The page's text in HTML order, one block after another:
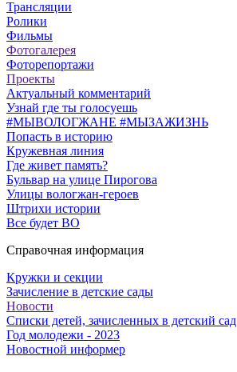
Трансляции
Ролики
Фильмы
Фотогалерея
Фоторепортажи
Проекты
Актуальный комментарий
Узнай где ты голосуешь
#МЫВОЛОГЖАНЕ #МЫЗАЖИЗНЬ
Попасть в историю
Кружевная линия
Где живет память?
Бульвар на улице Пирогова
Улицы вологжан-героев
Штрихи истории
Все будет ВО
Справочная информация
Кружки и секции
Зачисление в детские сады
Новости
Списки детей, зачисленных в детский сад
Год молодежи - 2023
Новостной информер